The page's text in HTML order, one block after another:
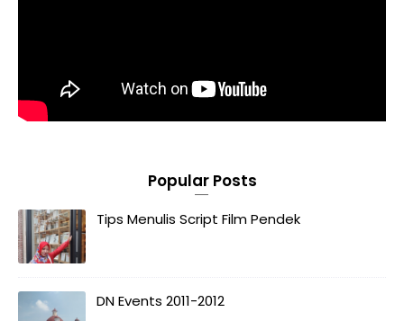
Popular Posts
Tips Menulis Script Film Pendek
DN Events 2011-2012